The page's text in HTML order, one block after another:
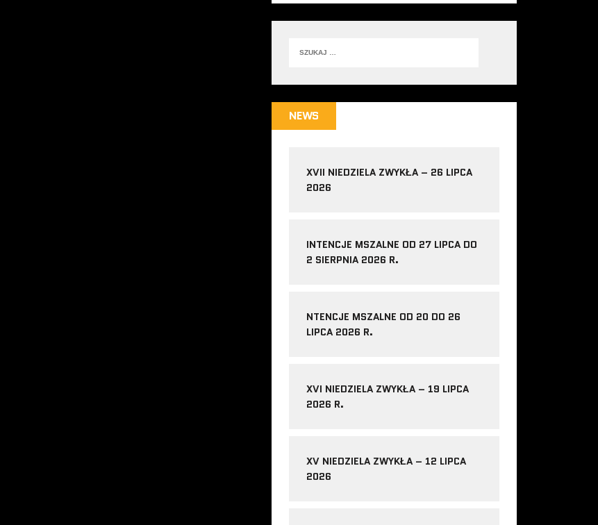
NEWS
XVII NIEDZIELA ZWYKŁA – 26 LIPCA
2026
INTENCJE MSZALNE OD 27 LIPCA DO
2 SIERPNIA 2026 R.
NTENCJE MSZALNE OD 20 DO 26
LIPCA 2026 R.
XVI NIEDZIELA ZWYKŁA – 19 LIPCA
2026 R.
XV NIEDZIELA ZWYKŁA – 12 LIPCA
2026